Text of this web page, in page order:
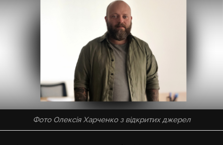
Фото Олексія Харченко з відкритих джерел